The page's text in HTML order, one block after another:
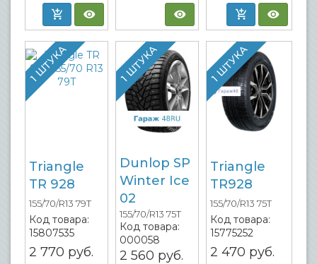
1 ШТУКА
Triangle
TR 928
155/70/R13 79T
Код товара:
15807535
2 770 руб.
1 ШТУКА
Dunlop SP
Winter Ice
02
155/70/R13 75T
Код товара:
000058
2 560 руб.
1 ШТУКА
Triangle
TR928
155/70/R13 75T
Код товара:
15775252
2 470 руб.